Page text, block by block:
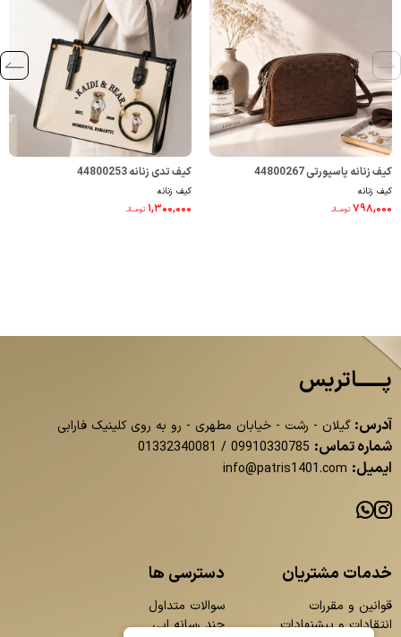
کیف زنانه پاسپورتی 44800267
کیف زنانه
۷۹۸,۰۰۰ تومــانـ
کیف تدی زنانه 44800253
کیف زنانه
۱,۳۰۰,۰۰۰ تومــانـ
پــــــاتریس
آدرس: گیلان - رشت - خیابان مطهری - رو به روی کلینیک فارابی
شماره تماس: 09910330785
/
01332340081
ایمیل: info@patris1401.com
خدمات مشتریان
قوانین و مقررات
انتقادات و پیشنهادات
دسترسی ها
سوالات متداول
چند رسانه ایی